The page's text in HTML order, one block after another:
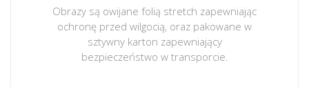
Obrazy są owijane folią stretch zapewniając
ochronę przed wilgocią, oraz pakowane w
sztywny karton zapewniający
bezpieczeństwo w transporcie.